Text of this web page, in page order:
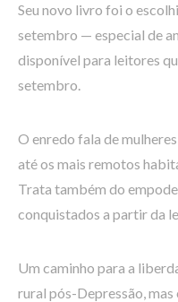
Seu novo livro foi o
setembro — especial de
disponível para leitores
setembro.
O enredo fala de
até os mais remotos
Trata também do
conquistados a partir da
Um caminho para a
rural pós-Depressão,